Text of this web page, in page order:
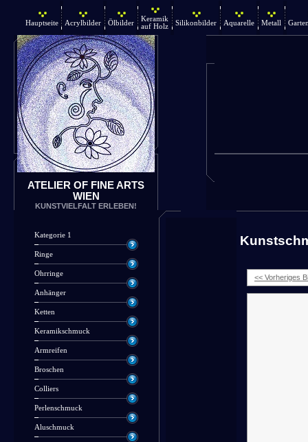
Hauptseite Acrylbilder Ölbilder
Keramik
auf Holz
Silikonbilder Aquarelle Metall
ATELIER OF FINE ARTS
WIEN
KUNSTVIELFALT ERLEBEN!
Kategorie 1
Ringe
Ohrringe
Anhänger
Ketten
Keramikschmuck
Armreifen
Broschen
Colliers
Perlenschmuck
Aluschmuck
<< Vorheriges